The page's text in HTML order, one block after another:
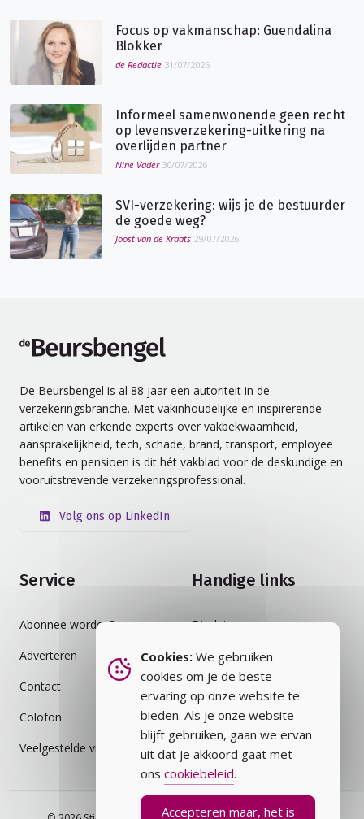
Focus op vakmanschap: Guendalina
Blokker
de Redactie 31/07/2026
Informeel samenwonende geen recht
op levensverzekering-uitkering na
overlijden partner
Nine Vader 30/07/2026
SVI-verzekering: wijs je de bestuurder
de goede weg?
Joost van de Kraats 29/07/2026
De Beursbengel is al 88 jaar een autoriteit in de
verzekeringsbranche. Met vakinhoudelijke en inspirerende
artikelen van erkende experts over vakbekwaamheid,
aansprakelijkheid, tech, schade, brand, transport, employee
benefits en pensioen is dit hét vakblad voor de deskundige en
vooruitstrevende verzekeringsprofessional.
Volg ons op LinkedIn
Service
Abonnee worden?
Adverteren
Contact
Colofon
Veelgestelde vragen
Handige links
Disclaimer
Auteursrecht
Cookiebeleid
Privacybeleid
Vakblad
Cookies: We gebruiken
cookies om je de beste
ervaring op onze website te
bieden. Als je onze website
blijft gebruiken, gaan we ervan
uit dat je akkoord gaat met
ons cookiebeleid.
Accepteren maar, het is